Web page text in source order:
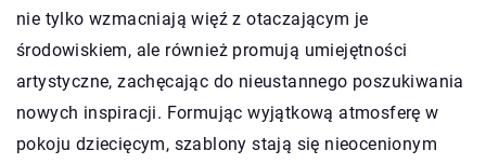
nie tylko wzmacniają więź z otaczającym je
środowiskiem, ale również promują umiejętności
artystyczne, zachęcając do nieustannego poszukiwania
nowych inspiracji. Formując wyjątkową atmosferę w
pokoju dziecięcym, szablony stają się nieocenionym